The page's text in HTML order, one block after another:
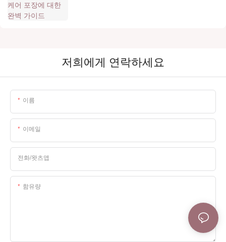
저희에게 연락하세요
이름
이메일
전화/왓츠앱
함유량